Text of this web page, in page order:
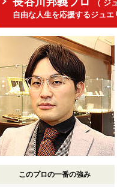
（ ジ
自由な人生を応援するジュ
このプロの一番の強み